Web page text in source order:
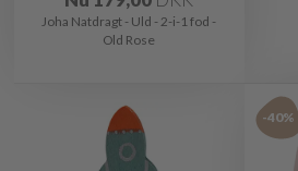
Joha Natdragt - Uld - 2-i-1 fod -
Old Rose
-40%